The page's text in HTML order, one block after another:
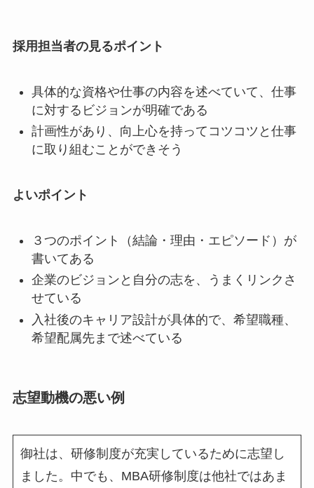
採用担当者の見るポイント
具体的な資格や仕事の内容を述べていて、仕事
に対するビジョンが明確である
計画性があり、向上心を持ってコツコツと仕事
に取り組むことができそう
よいポイント
３つのポイント（結論・理由・エピソード）が
書いてある
企業のビジョンと自分の志を、うまくリンクさ
せている
入社後のキャリア設計が具体的で、希望職種、
希望配属先まで述べている
志望動機の悪い例
御社は、研修制度が充実しているために志望し
ました。中でも、 MBA研修制度は他社ではあま